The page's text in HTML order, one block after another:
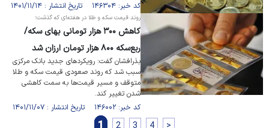
کد خبر: ۱۴۶۳۰۴ تاریخ انتشار : ۱۴۰۱/۱۱/۱۴
روند قیمت سکه و طلا در هفته‌ای که گذشت؛
کاهش ۳۰۰ هزار تومانی بهای سکه/
ربع‌سکه ۸۰۰ هزار تومان ارزان شد
بذرافشان گفت: رویکرد‌های جدید بانک مرکزی
سبب شد که روند صعودی قیمت سکه و طلا
متوقف و مسیر قیمت‌ها به سمت کاهشی
شدن تغییر کند.
کد خبر: ۱۴۶۰۰۲ تاریخ انتشار : ۱۴۰۱/۱۱/۰۷